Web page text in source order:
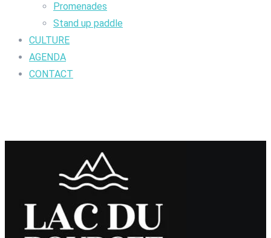
Promenades
Stand up paddle
CULTURE
AGENDA
CONTACT